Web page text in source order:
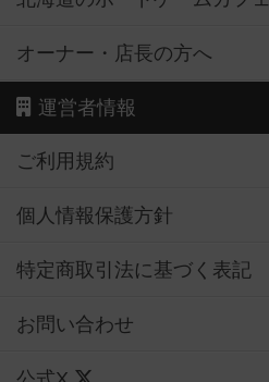
オーナー・店長の方へ
運営者情報
ご利用規約
個人情報保護方針
特定商取引法に基づく表記
お問い合わせ